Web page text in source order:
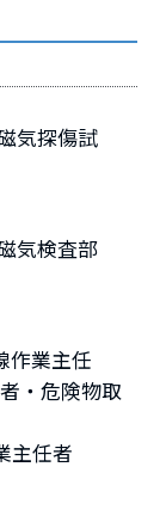
気探傷試
気検査部
作業主任
・危険物取
主任者